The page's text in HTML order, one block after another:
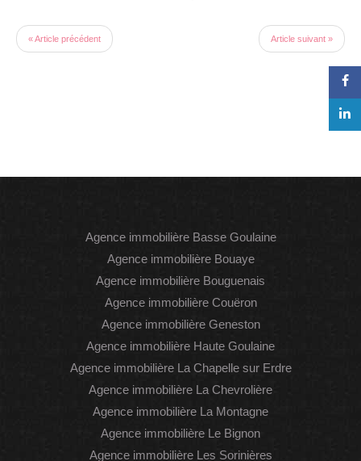
« Article précédent Article suivant »
Agence immobilière Basse Goulaine
Agence immobilière Bouaye
Agence immobilière Bouguenais
Agence immobilière Couëron
Agence immobilière Geneston
Agence immobilière Haute Goulaine
Agence immobilière La Chapelle sur Erdre
Agence immobilière La Chevrolière
Agence immobilière La Montagne
Agence immobilière Le Bignon
Agence immobilière Les Sorinières